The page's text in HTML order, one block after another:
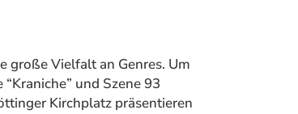
große Vielfalt an Genres. Um
und Szene 93
Kirchplatz präsentieren